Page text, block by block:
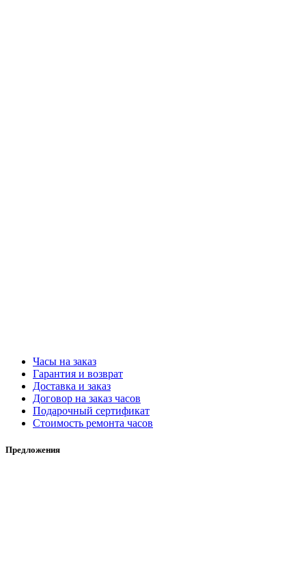
Часы на заказ
Гарантия и возврат
Доставка и заказ
Договор на заказ часов
Подарочный сертификат
Стоимость ремонта часов
Предложения